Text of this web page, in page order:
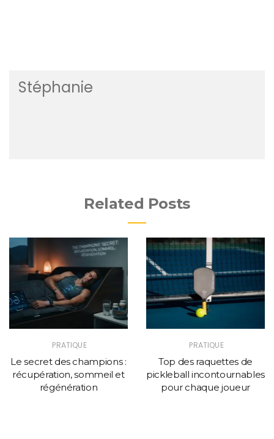
Stéphanie
Related Posts
PRATIQUE
Le secret des champions :
récupération, sommeil et
régénération
PRATIQUE
Top des raquettes de
pickleball incontournables
pour chaque joueur